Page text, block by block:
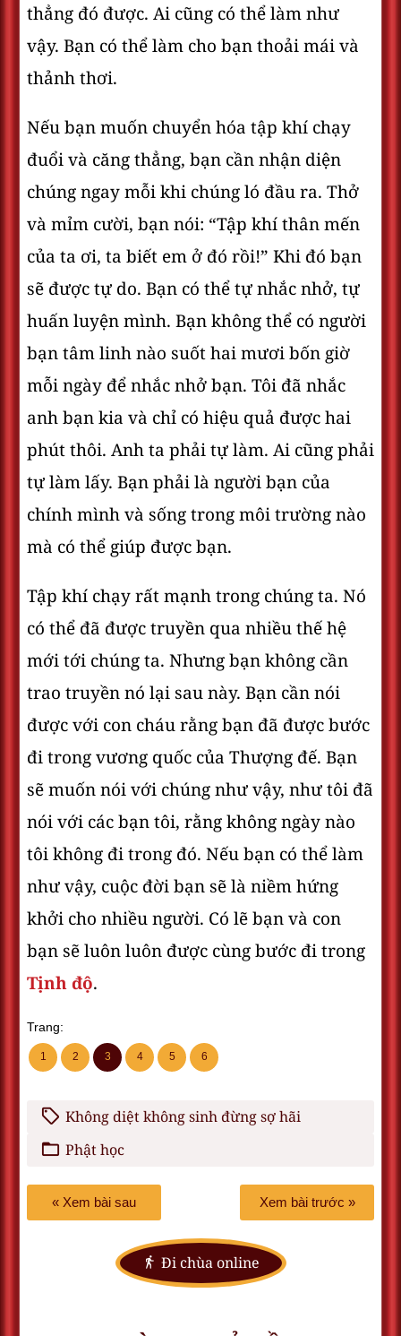
thẳng đó được. Ai cũng có thể làm như
vậy. Bạn có thể làm cho bạn thoải mái và
thảnh thơi.
Nếu bạn muốn chuyển hóa tập khí chạy
đuổi và căng thẳng, bạn cần nhận diện
chúng ngay mỗi khi chúng ló đầu ra. Thở
và mỉm cười, bạn nói: “Tập khí thân mến
của ta ơi, ta biết em ở đó rồi!” Khi đó bạn
sẽ được tự do. Bạn có thể tự nhắc nhở, tự
huấn luyện mình. Bạn không thể có người
bạn tâm linh nào suốt hai mươi bốn giờ
mỗi ngày để nhắc nhở bạn. Tôi đã nhắc
anh bạn kia và chỉ có hiệu quả được hai
phút thôi. Anh ta phải tự làm. Ai cũng phải
tự làm lấy. Bạn phải là người bạn của
chính mình và sống trong môi trường nào
mà có thể giúp được bạn.
Tập khí chạy rất mạnh trong chúng ta. Nó
có thể đã được truyền qua nhiều thế hệ
mới tới chúng ta. Nhưng bạn không cần
trao truyền nó lại sau này. Bạn cần nói
được với con cháu rằng bạn đã được bước
đi trong vương quốc của Thượng đế. Bạn
sẽ muốn nói với chúng như vậy, như tôi đã
nói với các bạn tôi, rằng không ngày nào
tôi không đi trong đó. Nếu bạn có thể làm
như vậy, cuộc đời bạn sẽ là niềm hứng
khởi cho nhiều người. Có lẽ bạn và con
bạn sẽ luôn luôn được cùng bước đi trong
Tịnh độ.
Trang:
1 2 3 4 5 6
Không diệt không sinh đừng sợ hãi
Phật học
« Xem bài sau Xem bài trước »
Đi chùa online